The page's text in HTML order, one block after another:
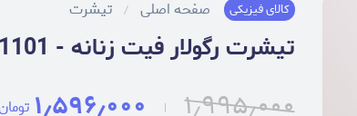
کالای فیزیکی صفحه اصلی تیشرت
تیشرت رگولار فیت زنانه - 15261101
۱٫۹۹۵٫۰۰۰ ۱٫۵۹۶٫۰۰۰